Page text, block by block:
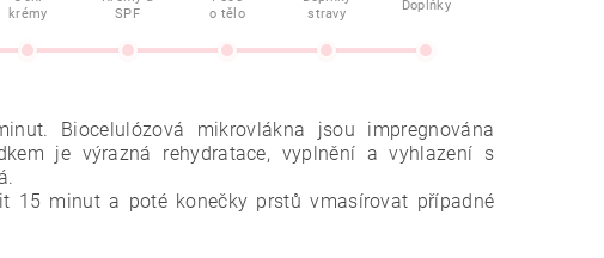
krémy
SPF
o tělo
stravy
Doplňky
Biocelulózová mikrovlákna jsou impregnována
je výrazná rehydratace, vyplnění a vyhlazení s
15 minut a poté konečky prstůvmasírovat případné